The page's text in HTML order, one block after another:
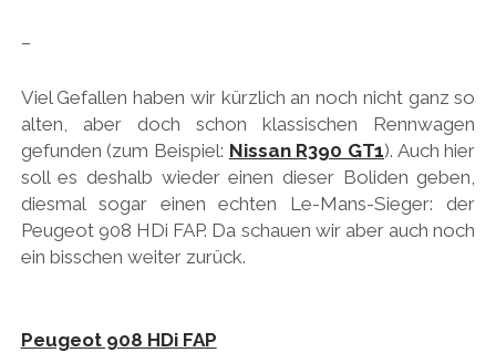
–
Viel Gefallen haben wir kürzlich an noch nicht ganz so
alten, aber doch schon klassischen Rennwagen
gefunden (zum Beispiel: Nissan R390 GT1). Auch hier
soll es deshalb wieder einen dieser Boliden geben,
diesmal sogar einen echten Le-Mans-Sieger: der
Peugeot 908 HDi FAP. Da schauen wir aber auch noch
ein bisschen weiter zurück.
Peugeot 908 HDi FAP